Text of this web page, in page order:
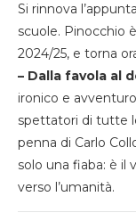
Si rinnova
scuole. Pinocchio
2024/25, e torna
– Dalla favola al
ironico e
spettatori di tutte
penna di Carlo
solo una fiaba: è il
verso l’umanità.